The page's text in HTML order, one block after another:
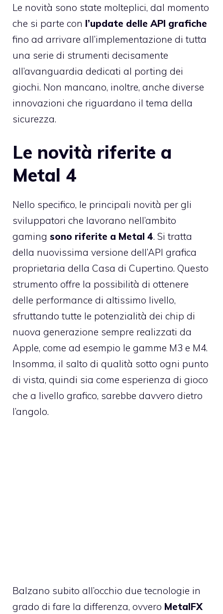
Le novità sono state molteplici, dal momento
che si parte con l’update delle API grafiche
fino ad arrivare all’implementazione di tutta
una serie di strumenti decisamente
all’avanguardia dedicati al porting dei
giochi. Non mancano, inoltre, anche diverse
innovazioni che riguardano il tema della
sicurezza.
Le novità riferite a
Metal 4
Nello specifico, le principali novità per gli
sviluppatori che lavorano nell’ambito
gaming sono riferite a Metal 4. Si tratta
della nuovissima versione dell’API grafica
proprietaria della Casa di Cupertino. Questo
strumento offre la possibilità di ottenere
delle performance di altissimo livello,
sfruttando tutte le potenzialità dei chip di
nuova generazione sempre realizzati da
Apple, come ad esempio le gamme M3 e M4.
Insomma, il salto di qualità sotto ogni punto
di vista, quindi sia come esperienza di gioco
che a livello grafico, sarebbe davvero dietro
l’angolo.
Balzano subito all’occhio due tecnologie in
grado di fare la differenza, ovvero MetalFX